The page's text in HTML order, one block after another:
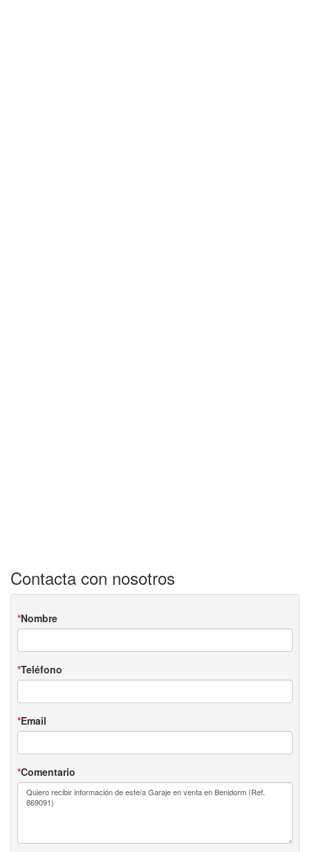
Contacta con nosotros
Nombre
Teléfono
Email
Comentario